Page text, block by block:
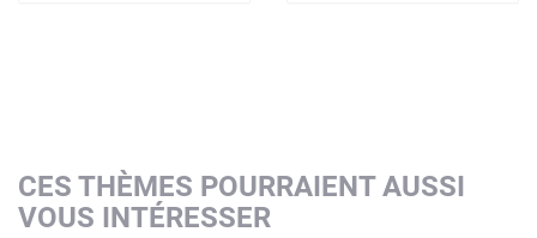
CES THÈMES POURRAIENT AUSSI
VOUS INTÉRESSER